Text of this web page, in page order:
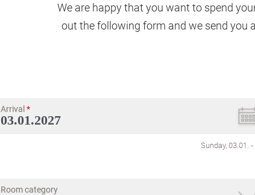
We are happy that you want to spend
out the following form and we send you
Arrival *
Sunday, 03.01. -
Room category